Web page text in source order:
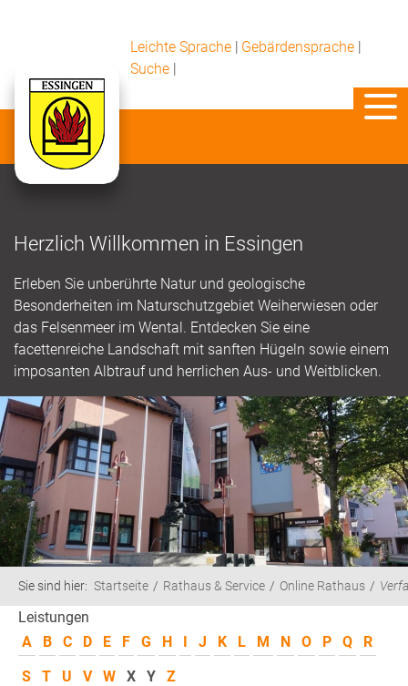
Leichte Sprache | Gebärdensprache |
Suche |
Herzlich Willkommen in Essingen
Erleben Sie unberührte Natur und geologische
Besonderheiten im Naturschutzgebiet Weiherwiesen oder
das Felsenmeer im Wental. Entdecken Sie eine
facettenreiche Landschaft mit sanften Hügeln sowie einem
imposanten Albtrauf und herrlichen Aus- und Weitblicken.
Sie sind hier: Startseite Rathaus & Service Online Rathaus
Leistungen
A
B C D E F G H I J K L M N O P Q
R
S
T U V W X Y Z